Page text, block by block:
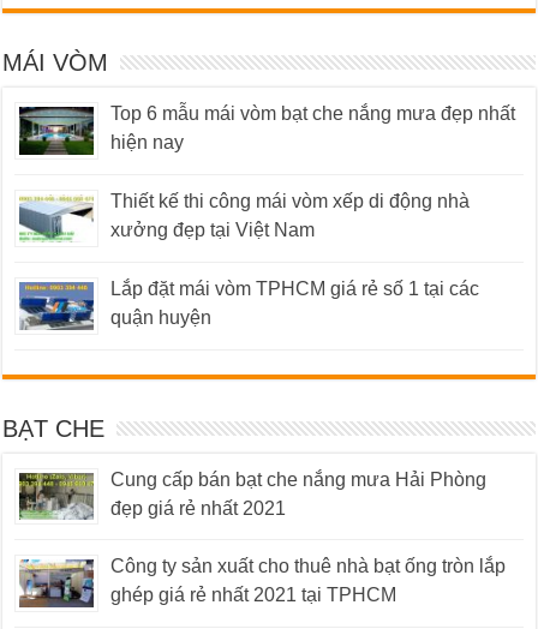
MÁI VÒM
Top 6 mẫu mái vòm bạt che nắng mưa đẹp nhất
hiện nay
Thiết kế thi công mái vòm xếp di động nhà
xưởng đẹp tại Việt Nam
Lắp đặt mái vòm TPHCM giá rẻ số 1 tại các
quận huyện
BẠT CHE
Cung cấp bán bạt che nắng mưa Hải Phòng
đẹp giá rẻ nhất 2021
Công ty sản xuất cho thuê nhà bạt ống tròn lắp
ghép giá rẻ nhất 2021 tại TPHCM